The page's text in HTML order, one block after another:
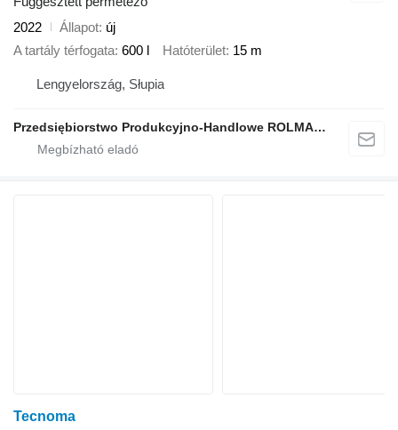
2022
Állapot új
A tartály térfogata 600 l Hatóterület 15 m
Lengyelország, Słupia
Przedsiębiorstwo Produkcyjno-Handlowe ROLMAPOL Marcin Dziekan
Tecnoma